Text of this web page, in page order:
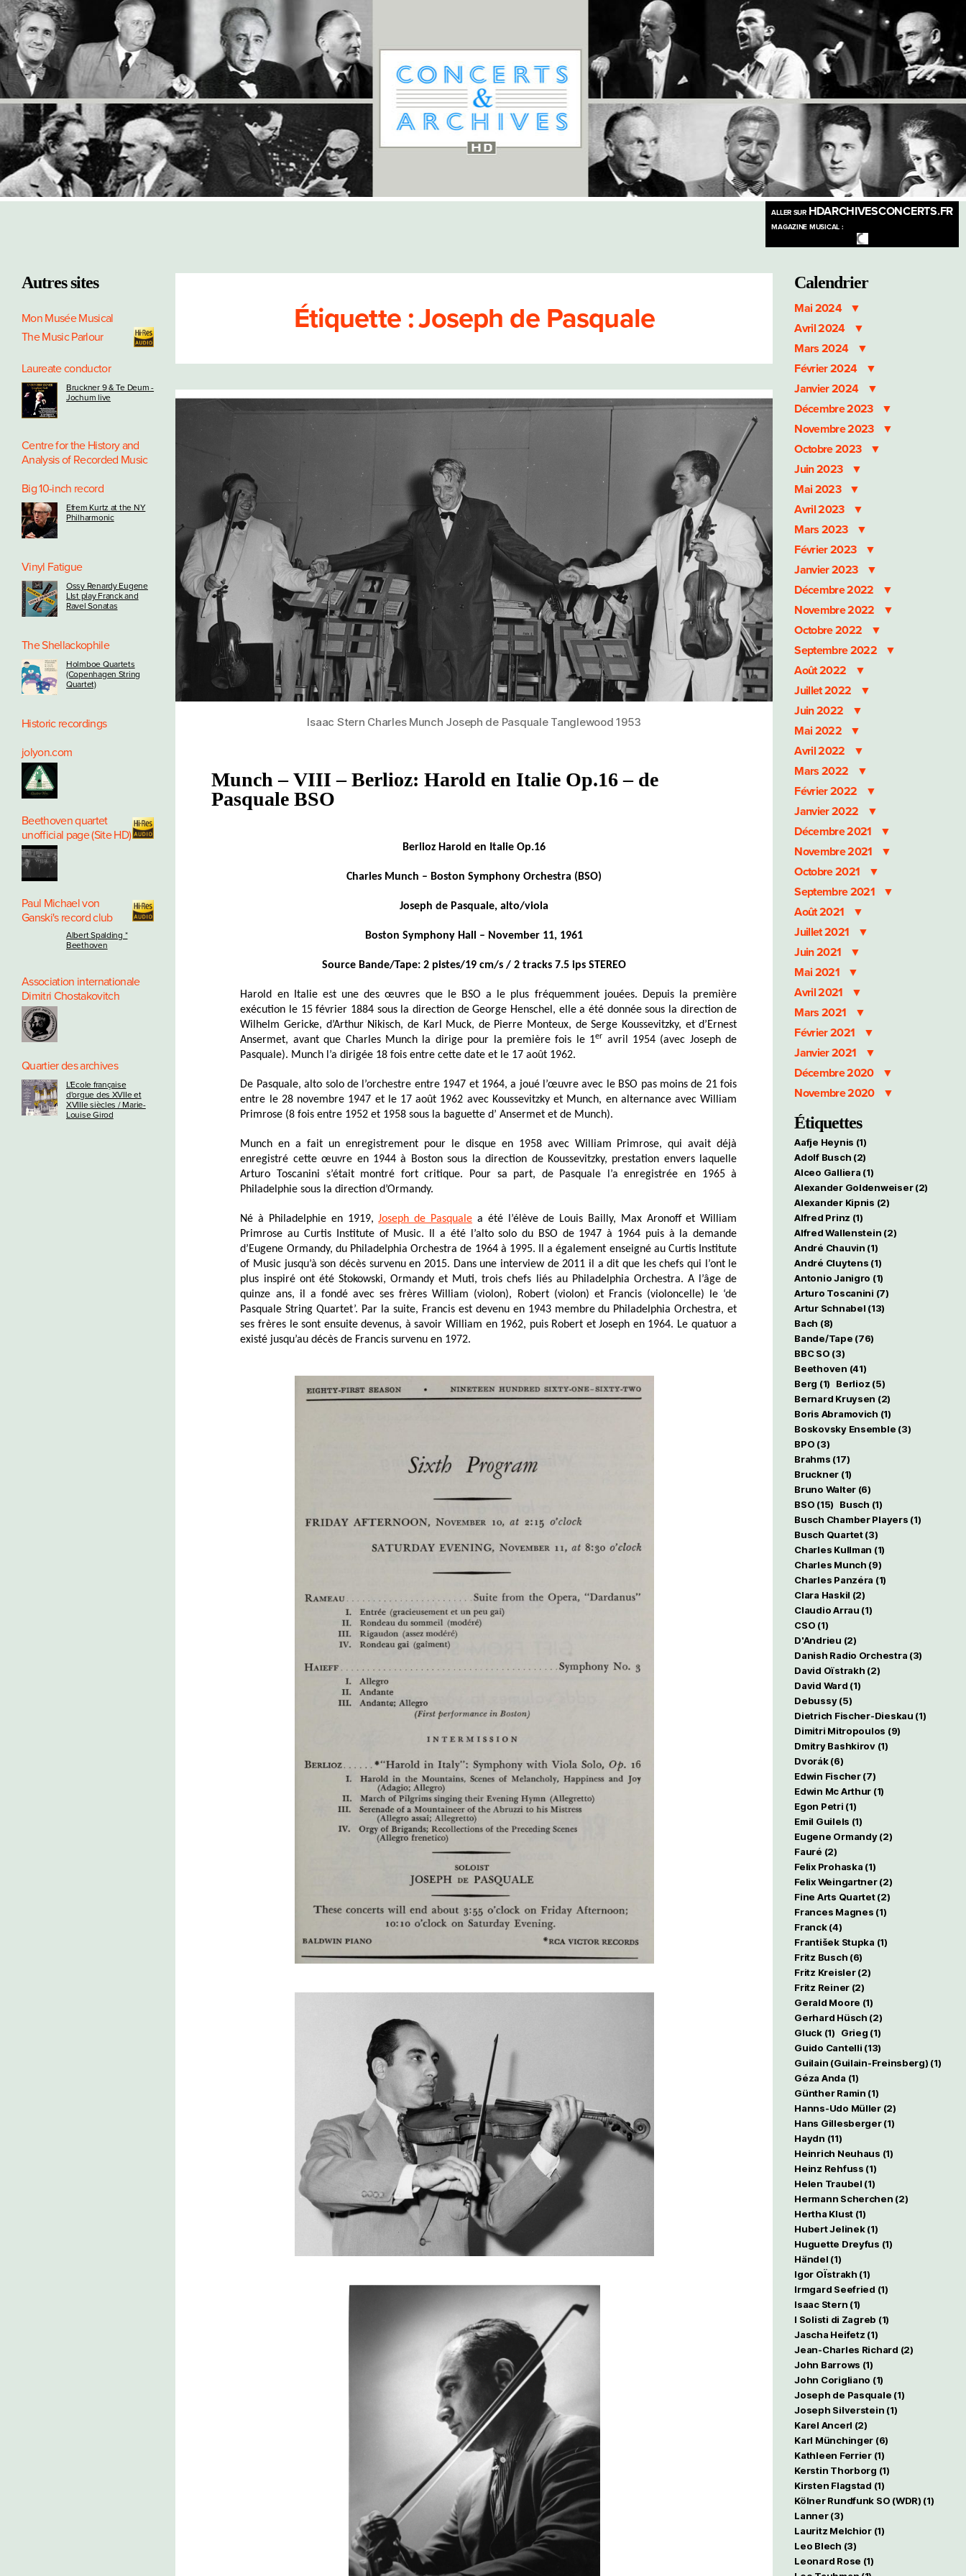
Autres sites
Mon Musée Musical
The Music Parlour
Laureate conductor
Bruckner 9 & Te Deum -
Jochum live
Centre for the History and
Analysis of Recorded Music
Big 10-inch record
Efrem Kurtz at the NY
Philharmonic
Vinyl Fatigue
Ossy Renardy Eugene
LIst play Franck and
Ravel Sonatas
The Shellackophile
Holmboe Quartets
(Copenhagen String
Quartet)
Historic recordings
jolyon.com
Beethoven quartet
unofficial page (Site HD)
Paul Michael von
Ganski's record club
Albert Spalding *
Beethoven
Association internationale
Dimitri Chostakovitch
Quartier des archives
L'Ecole française
d'orgue des XVIIe et
XVIIIe siècles / Marie-
Louise Girod
Étiquette :Joseph de Pasquale
Isaac Stern Charles Munch Joseph de Pasquale Tanglewood 1953
Munch – VIII – Berlioz: Harold en Italie Op.16 – de
Pasquale BSO
Berlioz Harold en Italie Op.16
Charles Munch – Boston Symphony Orchestra (BSO)
Joseph de Pasquale, alto/viola
Boston Symphony Hall – November 11, 1961
Source Bande/Tape: 2 pistes/19 cm/s / 2 tracks 7.5 ips STEREO
Harold en Italie est une des œuvres que le BSO a le plus fréquemment jouées. Depuis la première
exécution le 15 février 1884 sous la direction de George Henschel, elle a été donnée sous la direction de
Wilhelm Gericke, d’Arthur Nikisch, de Karl Muck, de Pierre Monteux, de Serge Koussevitzky, et d’Ernest
Ansermet, avant que Charles Munch la dirige pour la première fois le 1er avril 1954 (avec Joseph de
Pasquale). Munch l’a dirigée 18 fois entre cette date et le 17 août 1962.
De Pasquale, alto solo de l’orchestre entre 1947 et 1964, a joué l’œuvre avec le BSO pas moins de 21 fois
entre le 28 novembre 1947 et le 17 août 1962 avec Koussevitzky et Munch, en alternance avec William
Primrose (8 fois entre 1952 et 1958 sous la baguette d’ Ansermet et de Munch).
Munch en a fait un enregistrement pour le disque en 1958 avec William Primrose, qui avait déjà
enregistré cette œuvre en 1944 à Boston sous la direction de Koussevitzky, prestation envers laquelle
Arturo Toscanini s’était montré fort critique. Pour sa part, de Pasquale l’a enregistrée en 1965 à
Philadelphie sous la direction d’Ormandy.
Né à Philadelphie en 1919,Joseph de Pasquale a été l’élève de Louis Bailly, Max Aronoff et William
Primrose au Curtis Institute of Music. Il a été l’alto solo du BSO de 1947 à 1964 puis à la demande
d’Eugene Ormandy, du Philadelphia Orchestra de 1964 à 1995. Il a également enseigné au Curtis Institute
of Music jusqu’à son décès survenu en 2015. Dans une interview de 2011 il a dit que les chefs qui l’ont le
plus inspiré ont été Stokowski, Ormandy et Muti, trois chefs liés au Philadelphia Orchestra. A l’âge de
quinze ans, il a fondé avec ses frères William (violon), Robert (violon) et Francis (violoncelle) le ‘de
Pasquale String Quartet’. Par la suite, Francis est devenu en 1943 membre du Philadelphia Orchestra, et
ses frères le sont ensuite devenus, à savoir William en 1962, puis Robert et Joseph en 1964. Le quatuor a
existé jusqu’au décès de Francis survenu en 1972.
ALLER SUR HDARCHIVESCONCERTS.FR
MAGAZINE MUSICAL :
Calendrier
Mai 2024
Avril 2024
Mars 2024
Février 2024
Janvier 2024
Décembre 2023
Novembre 2023
Octobre 2023
Juin 2023
Mai 2023
Avril 2023
Mars 2023
Février 2023
Janvier 2023
Décembre 2022
Novembre 2022
Octobre 2022
Septembre 2022
Août 2022
Juillet 2022
Juin 2022
Mai 2022
Avril 2022
Mars 2022
Février 2022
Janvier 2022
Décembre 2021
Novembre 2021
Octobre 2021
Septembre 2021
Août 2021
Juillet 2021
Juin 2021
Mai 2021
Avril 2021
Mars 2021
Février 2021
Janvier 2021
Décembre 2020
Novembre 2020
Étiquettes
Aafje Heynis (1)
Adolf Busch (2)
Alceo Galliera (1)
Alexander Goldenweiser(2)
Alexander Kipnis (2)
Alfred Prinz (1)
Alfred Wallenstein (2)
André Chauvin (1)
André Cluytens (1)
Antonio Janigro (1)
Arturo Toscanini (7)
Artur Schnabel (13)
Bach (8)
Bande/Tape (76)
BBC SO (3)
Beethoven (41)
Berg (1) Berlioz (5)
Bernard Kruysen (2)
Boris Abramovich (1)
Boskovsky Ensemble (3)
BPO (3)
Brahms (17)
Bruckner (1)
Bruno Walter(6)
BSO (15) Busch (1)
Busch Chamber Players (1)
Busch Quartet(3)
Charles Kullman (1)
Charles Munch (9)
Charles Panzéra (1)
Clara Haskil (2)
Claudio Arrau (1)
CSO (1)
D'Andrieu (2)
Danish Radio Orchestra (3)
David Oïstrakh (2)
David Ward (1)
Debussy(5)
Dietrich Fischer-Dieskau (1)
Dimitri Mitropoulos (9)
Dmitry Bashkirov(1)
Dvorák(6)
Edwin Fischer(7)
Edwin Mc Arthur (1)
Egon Petri (1)
Emil Guilels (1)
Eugene Ormandy(2)
Fauré (2)
Felix Prohaska (1)
Felix Weingartner(2)
Fine Arts Quartet(2)
Frances Magnes (1)
Franck(4)
František Stupka (1)
Fritz Busch (6)
Fritz Kreisler(2)
Fritz Reiner(2)
Gerald Moore (1)
Gerhard Hüsch (2)
Gluck(1) Grieg (1)
Guido Cantelli (13)
Guilain (Guilain-Freinsberg) (1)
Géza Anda (1)
Günther Ramin (1)
Hanns-Udo Müller(2)
Hans Gillesberger(1)
Haydn (11)
Heinrich Neuhaus (1)
Heinz Rehfuss (1)
Helen Traubel (1)
Hermann Scherchen (2)
Hertha Klust(1)
Hubert Jelinek(1)
Huguette Dreyfus (1)
Händel (1)
Igor OÏstrakh (1)
Irmgard Seefried (1)
Isaac Stern (1)
I Solisti di Zagreb (1)
Jascha Heifetz (1)
Jean-Charles Richard (2)
John Barrows (1)
John Corigliano (1)
Joseph de Pasquale (1)
Joseph Silverstein (1)
Karel Ancerl (2)
Karl Münchinger (6)
Kathleen Ferrier(1)
Kerstin Thorborg (1)
Kirsten Flagstad (1)
Kölner Rundfunk SO (WDR) (1)
Lanner(3)
Lauritz Melchior(1)
Leo Blech (3)
Leonard Rose (1)